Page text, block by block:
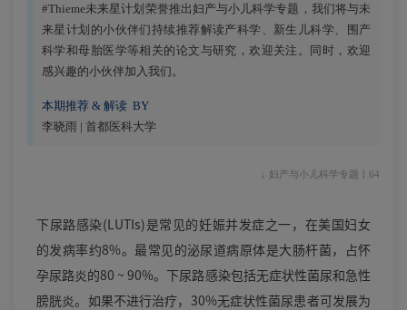
#Thieme未来星计划荣誉推出妇产与小儿科学专题，我们将与未
来星计划的小伙伴们持续推荐解读产科学、新生儿科学、围产
科学和母胎医学等相关的论文与研究，欢迎关注。同时，欢迎
感兴趣的小伙伴加入我们。
本期推荐 & 解读 BY
李晓雨 | 首都医科大学
↓ 妇产与小儿科学专题丨64
下尿路感染(LUTIs)是常见的妊娠并发症之一，在美国妇女
的发病率约8%。最常见的泌尿道病原体是大肠杆菌，占怀
孕尿路炎的80 ~ 90%。下尿路感染包括无症状性菌尿和急性
膀胱炎。如果不进行治疗，30%无症状性菌尿患者可发展为